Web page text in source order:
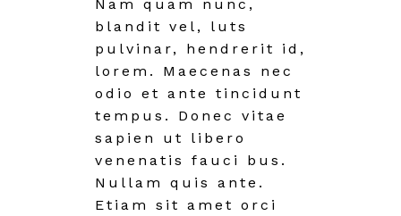
Nam quam nunc,
blandit vel, luts
pulvinar, hendrerit id,
lorem. Maecenas nec
odio et ante tincidunt
tempus. Donec vitae
sapien ut libero
venenatis fauci bus.
Nullam quis ante.
Etiam sit amet orci